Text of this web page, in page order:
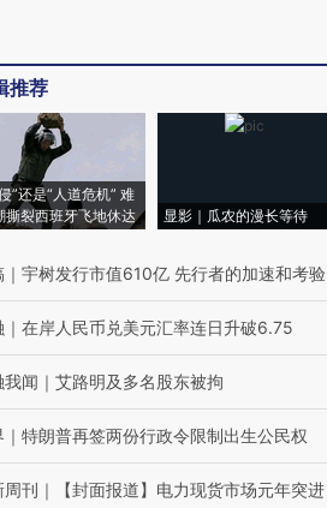
推荐
”还是“人道危机” 难
撕裂西班牙飞地休达
显影｜瓜农的漫长等待
｜ 宇树发行市值610亿 先行者的加速和考验
｜ 在岸人民币兑美元汇率连日升破6.75
我闻 ｜ 艾路明及多名股东被拘
｜ 特朗普再签两份行政令限制出生公民权
周刊 ｜ 【封面报道】电力现货市场元年突进